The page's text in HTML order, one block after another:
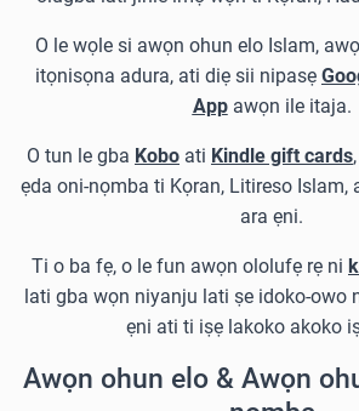
O le wọle si awọn ohun elo Islam,
itọnisọna adura, ati diẹ sii nipasẹ
Appawọn ile itaja.
O tun le gba Kobo ati Kindle gift cards
ẹda oni-nọmba ti Kọran, Litireso Islam,
ara ẹni.
Ti o ba fẹ, o le fun awọn ololufẹ rẹ ni
lati gba wọn niyanju lati ṣe idoko-owo
ẹni ati ti iṣẹ lakoko akoko
Awọn ohun elo & Awọn